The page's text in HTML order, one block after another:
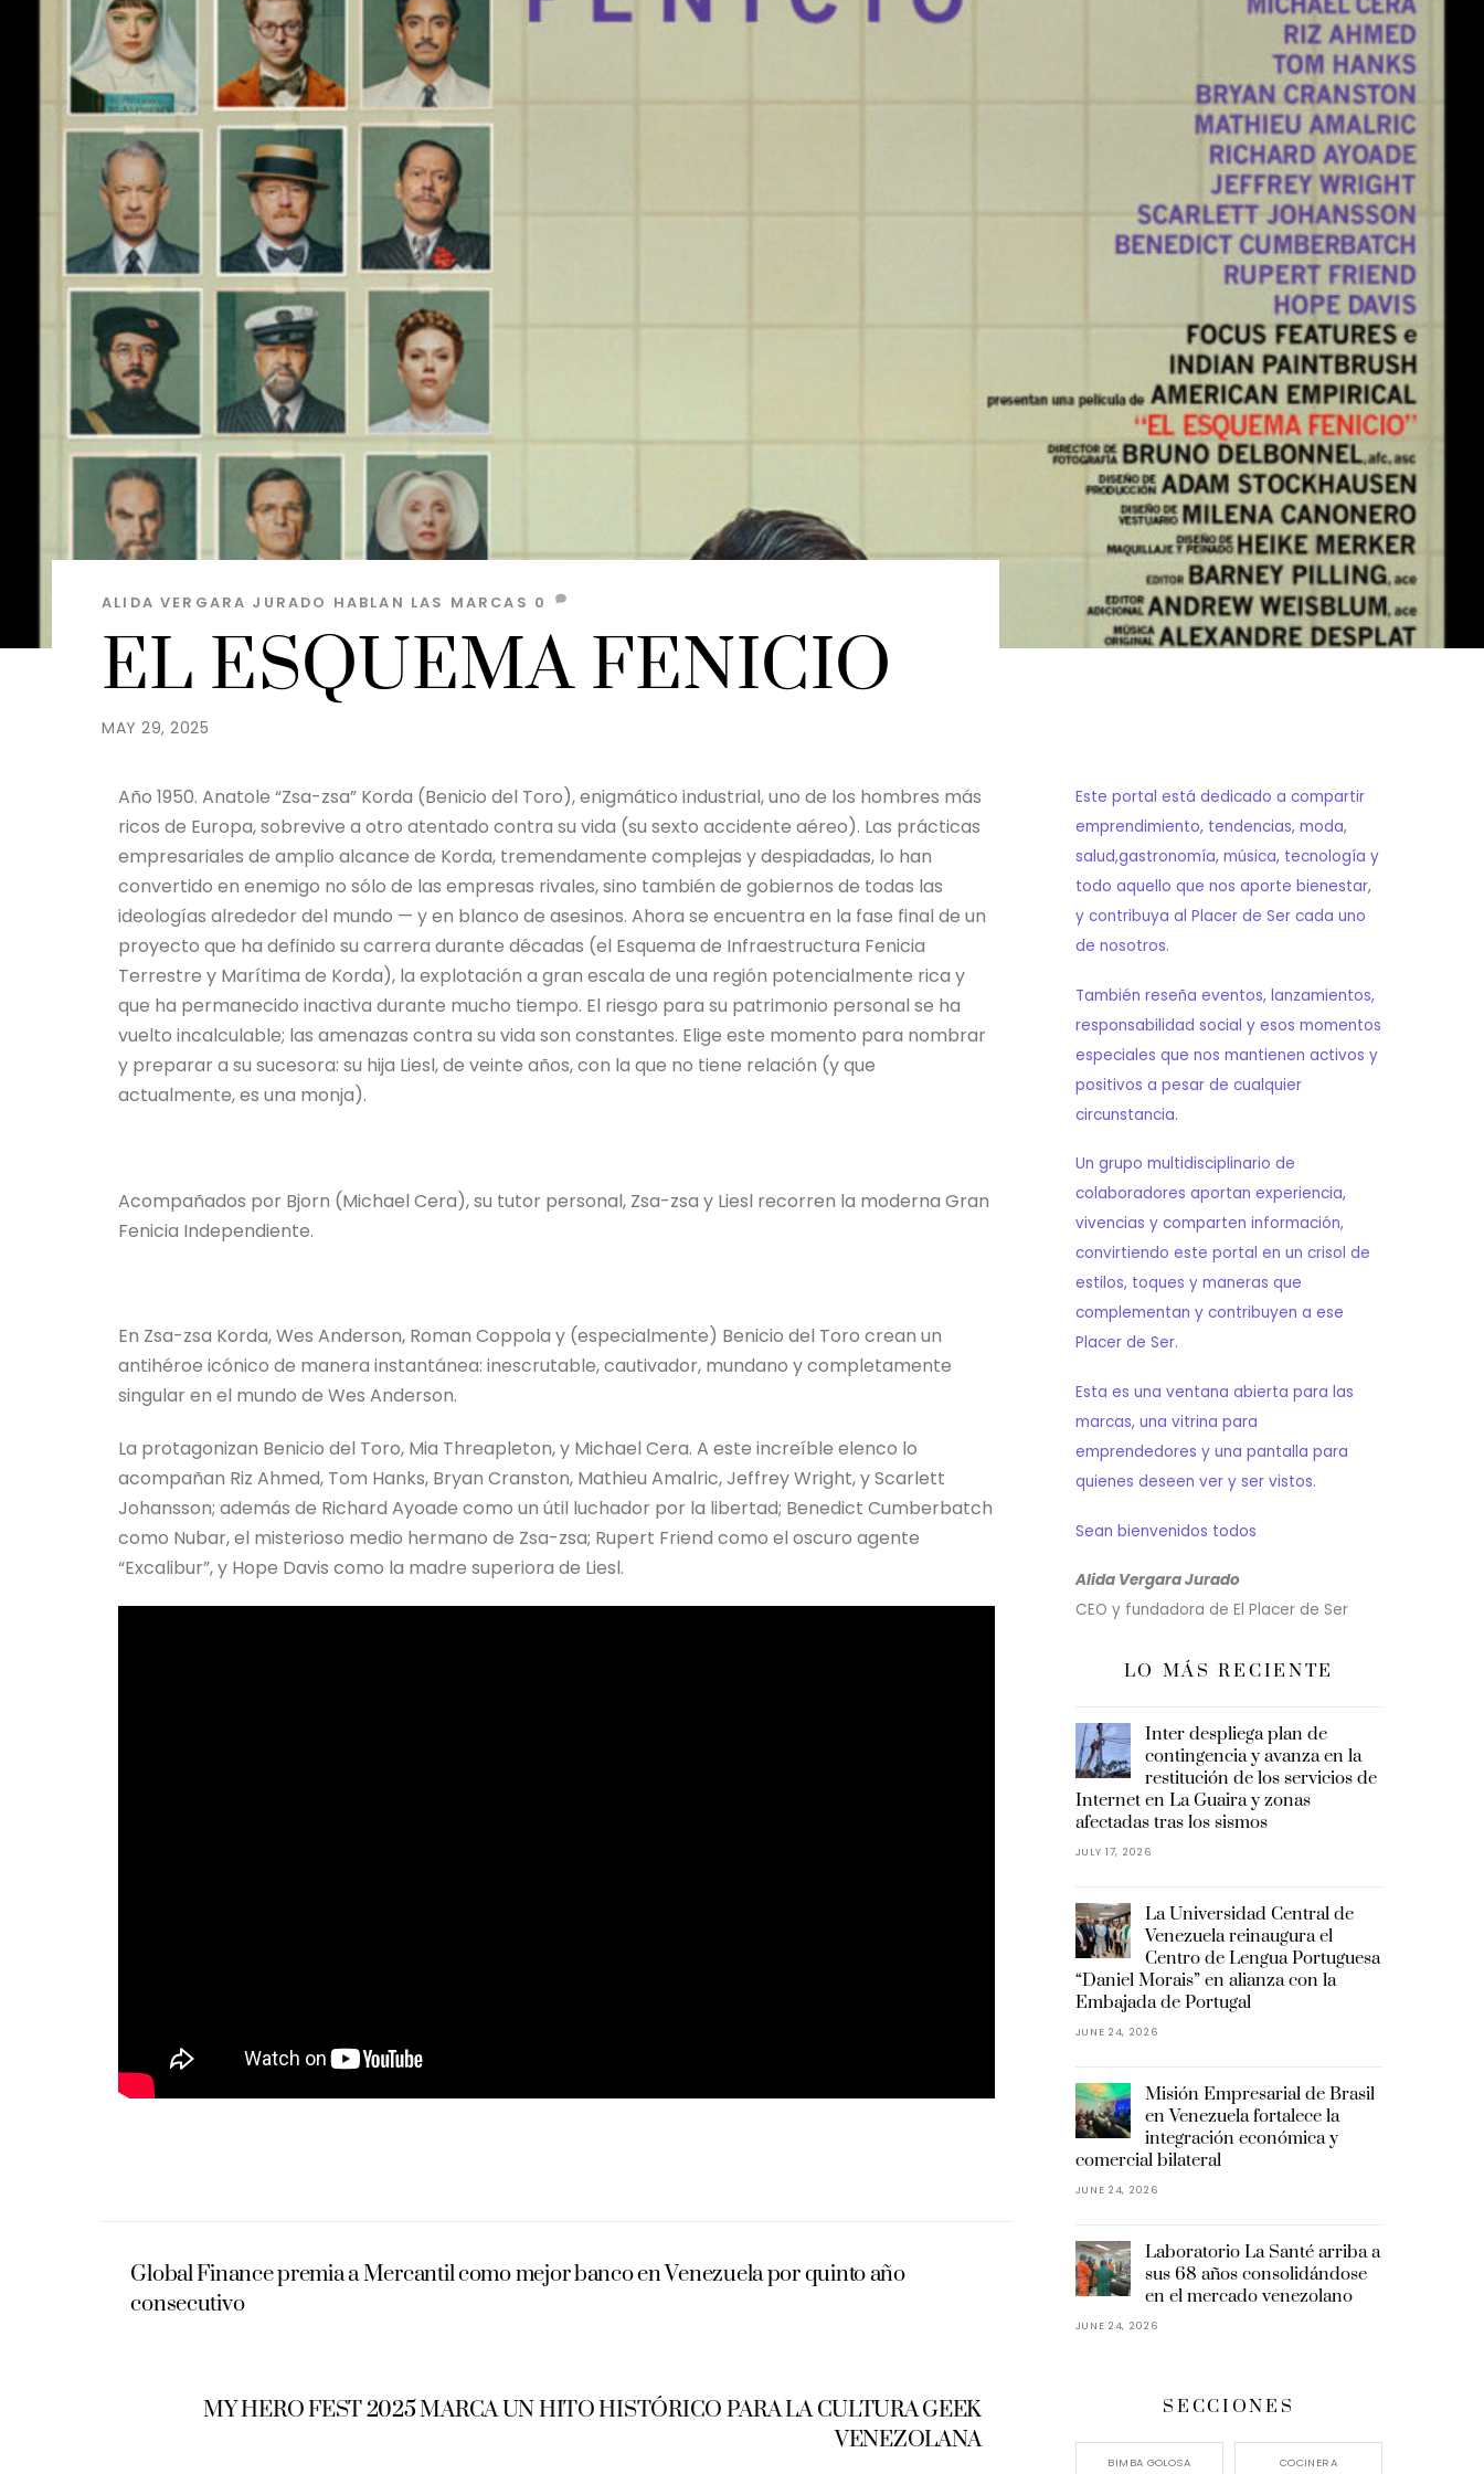
MAY 29, 2025
EL ESQUEMA FENICIO
ALIDA VERGARA JURADO HABLAN LAS MARCAS 0
Año 1950. Anatole “Zsa-zsa” Korda (Benicio del Toro), enigmático industrial, uno de los hombres más
ricos de Europa, sobrevive a otro atentado contra su vida (su sexto accidente aéreo). Las prácticas
empresariales de amplio alcance de Korda, tremendamente complejas y despiadadas, lo han
convertido en enemigo no sólo de las empresas rivales, sino también de gobiernos de todas las
ideologías alrededor del mundo — y en blanco de asesinos. Ahora se encuentra en la fase final de un
proyecto que ha definido su carrera durante décadas (el Esquema de Infraestructura Fenicia
Terrestre y Marítima de Korda), la explotación a gran escala de una región potencialmente rica y
que ha permanecido inactiva durante mucho tiempo. El riesgo para su patrimonio personal se ha
vuelto incalculable; las amenazas contra su vida son constantes. Elige este momento para nombrar
y preparar a su sucesora: su hija Liesl, de veinte años, con la que no tiene relación (y que
actualmente, es una monja).
Acompañados por Bjorn (Michael Cera), su tutor personal, Zsa-zsa y Liesl recorren la moderna Gran
Fenicia Independiente.
En Zsa-zsa Korda, Wes Anderson, Roman Coppola y (especialmente) Benicio del Toro crean un
antihéroe icónico de manera instantánea: inescrutable, cautivador, mundano y completamente
singular en el mundo de Wes Anderson.
La protagonizan Benicio del Toro, Mia Threapleton, y Michael Cera. A este increíble elenco lo
acompañan Riz Ahmed, Tom Hanks, Bryan Cranston, Mathieu Amalric, Jeffrey Wright, y Scarlett
Johansson; además de Richard Ayoade como un útil luchador por la libertad; Benedict Cumberbatch
como Nubar, el misterioso medio hermano de Zsa-zsa; Rupert Friend como el oscuro agente
“Excalibur”, y Hope Davis como la madre superiora de Liesl.
Global Finance premia a Mercantil como mejor banco en Venezuela por quinto año
consecutivo
MY HERO FEST 2025 MARCA UN HITO HISTÓRICO PARA LA CULTURA GEEK
VENEZOLANA
Este portal está dedicado a compartir
emprendimiento, tendencias, moda,
salud,gastronomía, música, tecnología y
todo aquello que nos aporte bienestar,
y contribuya al Placer de Ser cada uno
de nosotros.
También reseña eventos, lanzamientos,
responsabilidad social y esos momentos
especiales que nos mantienen activos y
positivos a pesar de cualquier
circunstancia.
Un grupo multidisciplinario de
colaboradores aportan experiencia,
vivencias y comparten información,
convirtiendo este portal en un crisol de
estilos, toques y maneras que
complementan y contribuyen a ese
Placer de Ser.
Esta es una ventana abierta para las
marcas, una vitrina para
emprendedores y una pantalla para
quienes deseen ver y ser vistos.
Sean bienvenidos todos
Alida Vergara Jurado
CEO y fundadora de El Placer de Ser
LO MÁS RECIENTE
Inter despliega plan de
contingencia y avanza en la
restitución de los servicios de
Internet en La Guaira y zonas
afectadas tras los sismos
JULY 17, 2026
La Universidad Central de
Venezuela reinaugura el
Centro de Lengua Portuguesa
“Daniel Morais” en alianza con la
Embajada de Portugal
JUNE 24, 2026
Misión Empresarial de Brasil
en Venezuela fortalece la
integración económica y
comercial bilateral
JUNE 24, 2026
Laboratorio La Santé arriba a
sus 68 años consolidándose
en el mercado venezolano
JUNE 24, 2026
SECCIONES
BIMBA GOLOSA COCINERA